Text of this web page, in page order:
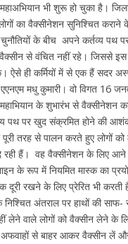
भी शुरू हो चुका है।
का वैक्सीनेशन सुनिश्चित कराने के
के बीच अपने कर्तव्य पथ
से वंचित नहीं रहे। जिससे इस
ऐसे ही कर्मियों में से एक हैं सदर
मधु कुमारी। वो विगत 16
के शुभारंभ से वैक्सीनेशन
पथ पर खुद संक्रमित होने की
तरह से पालन करते हुए लोगों को
रही हैं। वह वैक्सीनेशन के लिए आने
के रूप में नियमित मास्क का
दूरी रखने के लिए प्रेरित भी
निश्चित अंतराल पर हाथों की
लेने वाले लोगों को वैक्सीन लेने के
से बाहर आकर वैक्सीन लें